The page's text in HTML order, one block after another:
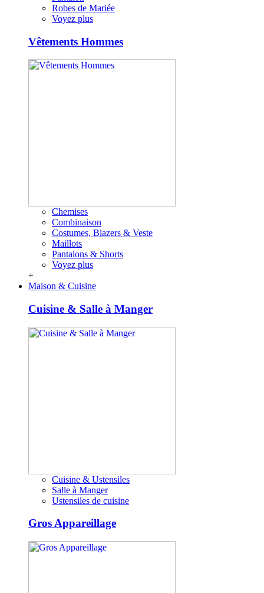
Robes de Mariée
Voyez plus
Vêtements Hommes
Chemises
Combinaison
Costumes, Blazers & Veste
Maillots
Pantalons & Shorts
Voyez plus
+
Maison & Cuisine
Cuisine & Salle à Manger
Cuisine & Ustensiles
Salle à Manger
Ustensiles de cuisine
Gros Appareillage